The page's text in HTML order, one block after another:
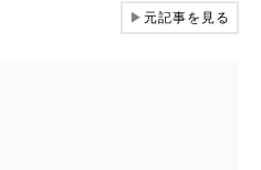
▶元記事を見る